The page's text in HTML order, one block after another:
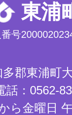
東浦
号
郡東浦町
話：0562-
ら金曜日